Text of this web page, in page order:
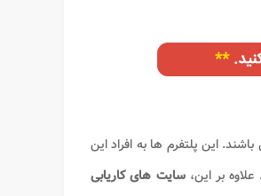
این پلتفرم ها به افراد این
بر این،سایت های کاریابی